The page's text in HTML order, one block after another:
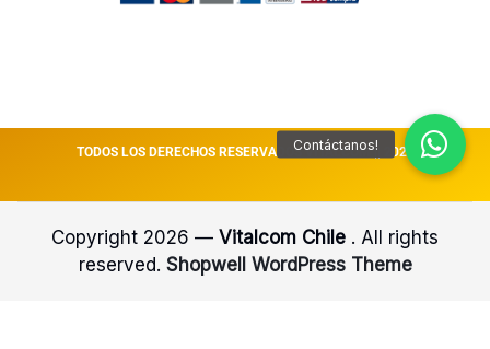
TODOS LOS DERECHOS RESERVADOS VITALCOM || 2026
Copyright 2026 — Vitalcom Chile . All rights
reserved. Shopwell WordPress Theme